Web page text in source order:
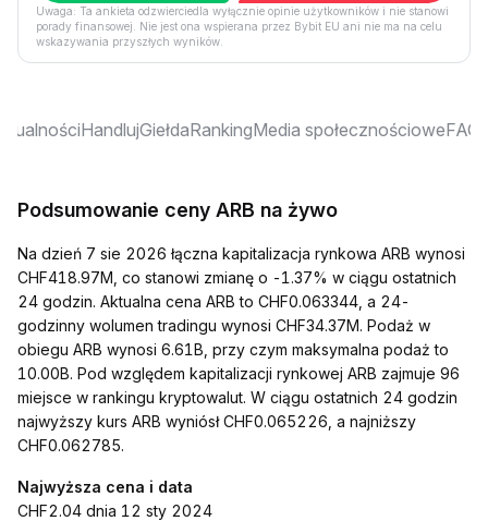
Uwaga: Ta ankieta odzwierciedla wyłącznie opinie użytkowników i nie stanowi
porady finansowej. Nie jest ona wspierana przez Bybit EU ani nie ma na celu
wskazywania przyszłych wyników.
HandlujGiełdaRankingMedia społecznościoweFAQ
Podsumowanie ceny ARB na żywo
Na dzień 7 sie 2026 łączna kapitalizacja rynkowa ARB wynosi
CHF418.97M, co stanowi zmianę o -1.37% w ciągu ostatnich
24 godzin. Aktualna cena ARB to CHF0.063344, a 24-
godzinny wolumen tradingu wynosi CHF34.37M. Podaż w
obiegu ARB wynosi 6.61B, przy czym maksymalna podaż to
10.00B. Pod względem kapitalizacji rynkowej ARB zajmuje 96
miejsce w rankingu kryptowalut. W ciągu ostatnich 24 godzin
najwyższy kurs ARB wyniósł CHF0.065226, a najniższy
CHF0.062785.
Najwyższa cena i data
CHF2.04 dnia 12 sty 2024